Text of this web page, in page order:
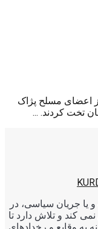
اعضای مسلح پژاک
تخت کردند. ...
یا جریان سیاسی، در
کند و تلاش دارد تا